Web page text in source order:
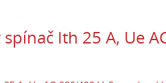
spínač Ith 25 A, Ue